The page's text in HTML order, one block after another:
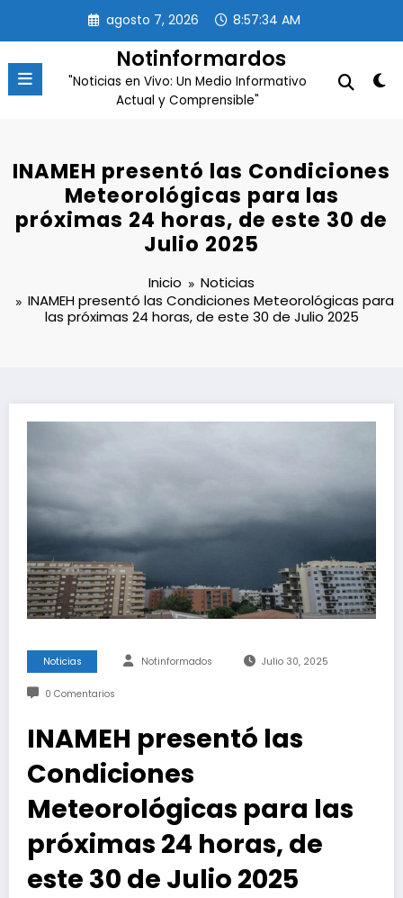
contenido
agosto 7, 2026 8:57:34 AM
Notinformardos
"Noticias en Vivo: Un Medio Informativo
Actual y Comprensible"
INAMEH presentó las Condiciones
Meteorológicas para las
próximas 24 horas, de este 30 de
Julio 2025
Inicio
Noticias
INAMEH presentó las Condiciones Meteorológicas para
las próximas 24 horas, de este 30 de Julio 2025
Noticias Notinformados Julio 30, 2025
0 Comentarios
INAMEH presentó las
Condiciones
Meteorológicas para las
próximas 24 horas, de
este 30 de Julio 2025